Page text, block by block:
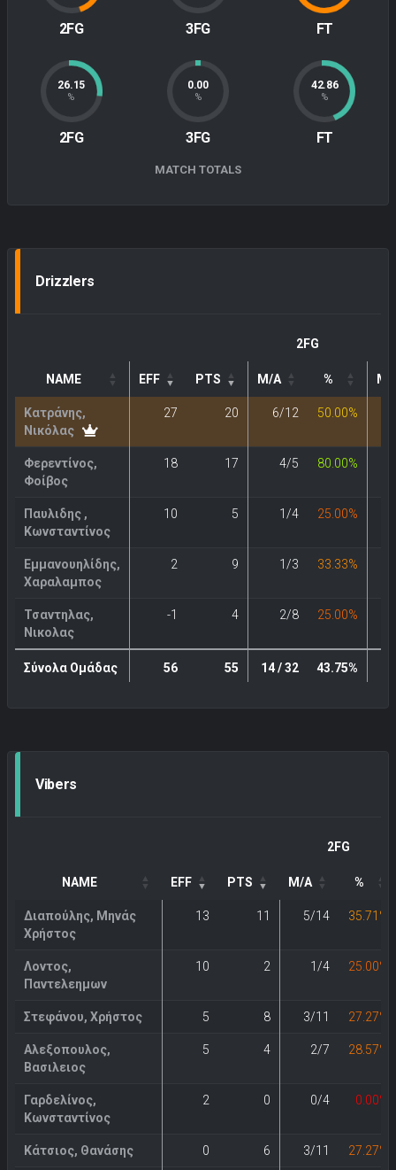
2FG 3FG FT
26.15
%
2FG
0.00
%
3FG
42.86
%
FT
MATCH TOTALS
Drizzlers
2FG
NAME EFF PTS M/A % M/
Κατράνης,
Νικόλας
27 20 6/12 50.00%
Φερεντίνος,
Φοίβος
18 17 4/5 80.00%
Παυλιδης ,
Κωνσταντίνος
10 5 1/4 25.00%
Εμμανουηλίδης,
Χαραλαμπος
2 9 1/3 33.33%
Τσαντηλας,
Νικολας
-1 4 2/8 25.00%
Σύνολα Ομάδας 56 55 14 / 32 43.75%
Vibers
2FG
NAME EFF PTS M/A %
Διαπούλης, Μηνάς
Χρήστος
13 11 5/14 35.71%
Λοντος,
Παντελεημων
10 2 1/4 25.00%
Στεφάνου, Χρήστος 5 8 3/11 27.27%
Αλεξοπουλος,
Βασιλειος
5 4 2/7 28.57%
Γαρδελίνος,
Κωνσταντίνος
2 0 0/4 0.00%
Κάτσιος, Θανάσης 0 6 3/11 27.27%